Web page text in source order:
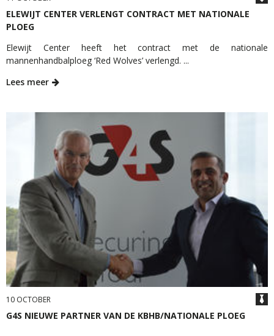
ELEWIJT CENTER VERLENGT CONTRACT MET NATIONALE
PLOEG
Elewijt Center heeft het contract met de nationale
mannenhandbalploeg ‘Red Wolves’ verlengd. ...
Lees meer
10 OCTOBER
G4S NIEUWE PARTNER VAN DE KBHB/NATIONALE PLOEG